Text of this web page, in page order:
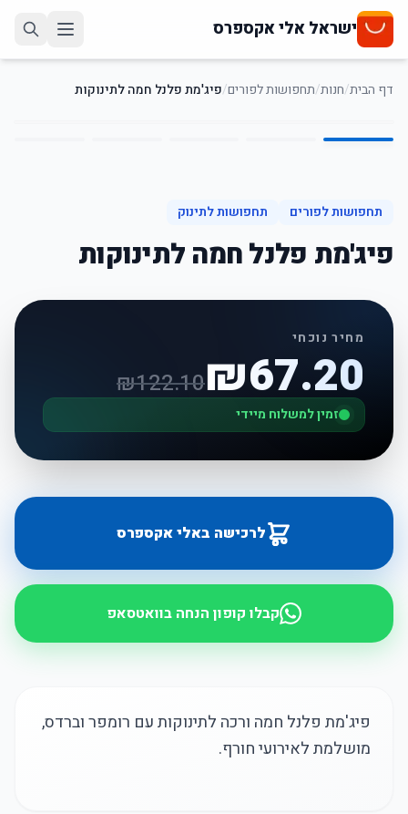
ישראל אלי אקספרס
דף הבית/חנות/תחפושות לפורים/פיג'מת פלנל חמה לתינוקות
1
/
5
תחפושות לפורים תחפושות לתינוק
פיג'מת פלנל חמה לתינוקות
מחיר נוכחי
₪67.20
₪122.10
זמין למשלוח מיידי
לרכישה באלי אקספרס
קבלו קופון הנחה בוואטסאפ
פיג'מת פלנל חמה ורכה לתינוקות עם רומפר וברדס,
מושלמת לאירועי חורף.